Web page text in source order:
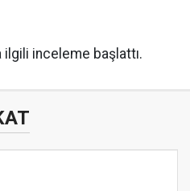
inceleme başlattı.